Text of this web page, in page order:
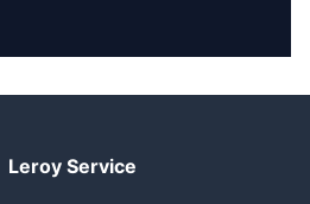
Leroy Service